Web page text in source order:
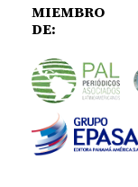
MIEMBRO
DE: